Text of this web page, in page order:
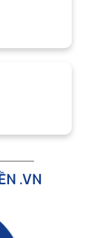
.VN